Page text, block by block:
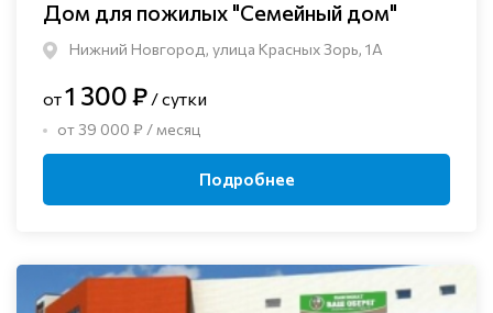
Дом для пожилых "Семейный дом"
Нижний Новгород, улица Красных Зорь, 1А
от1 300 ₽ / сутки
от 39 000 ₽ / месяц
Подробнее